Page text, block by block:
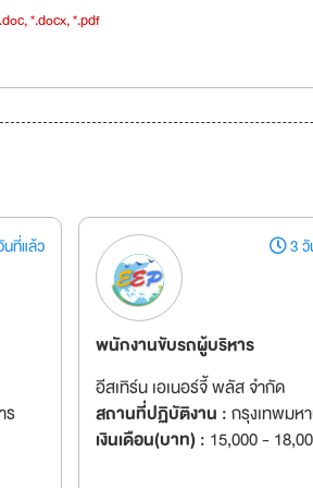
*.docx, *.pdf
ที่แล้ว
ร
3 วั
พนักงานขับรถผู้บริหาร
อีสเทิร์น เอเนอร์จี้ พลัส จำกัด
สถานที่ปฏิบัติงาน :กรุงเทพมห
เงินเดือน(บาท) : 15,000 -